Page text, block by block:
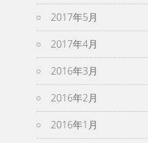
2017年5月
2017年4月
2016年3月
2016年2月
2016年1月